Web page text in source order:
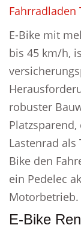
Fahrradladen
E-Bike mit
bis 45 km/h,
robuster
Lastenrad als
Bike den
ein Pedelec
Motorbetrieb.
E-Bike